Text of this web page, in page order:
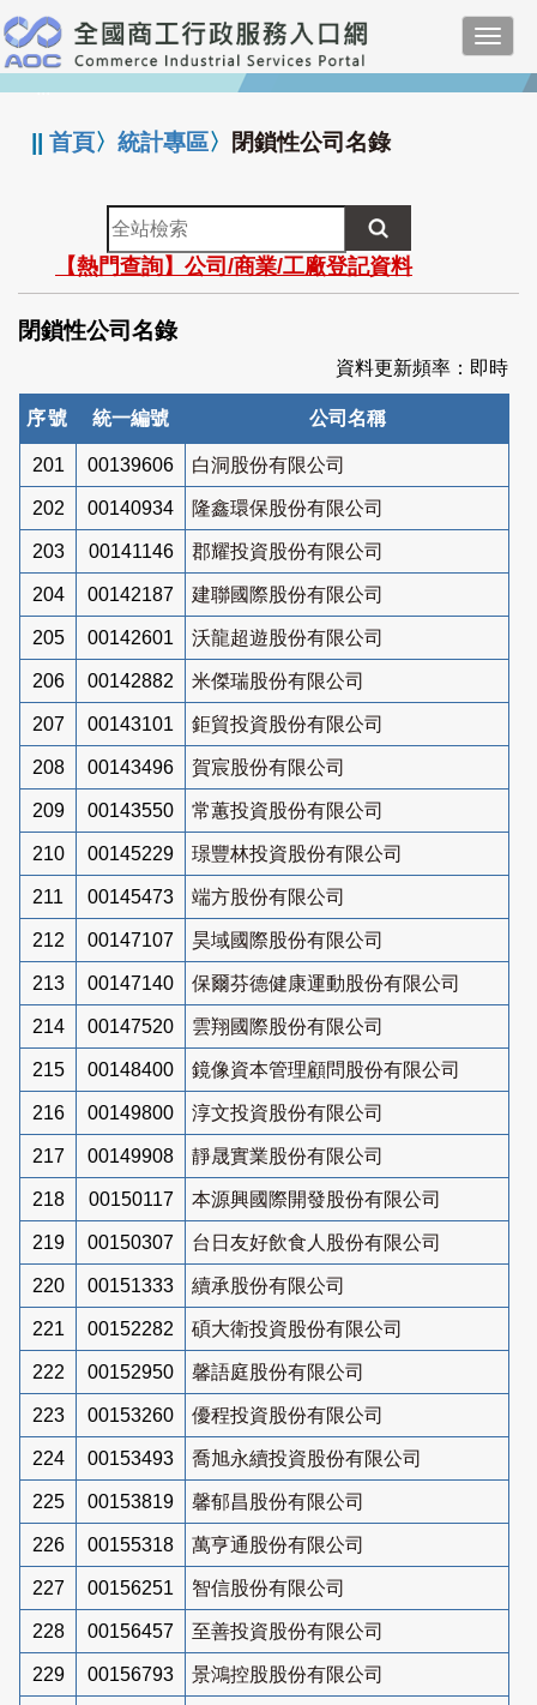
跳
到
主
要
:::
||首頁〉統計專區〉 閉鎖性公司名錄
全
站
檢
索
【熱門查詢】公司/商業/工廠登記資料
閉鎖性公司名錄
資料更新頻率：即時
序號 統一編號 公司名稱
201 00139606 白洞股份有限公司
202 00140934 隆鑫環保股份有限公司
203 00141146 郡耀投資股份有限公司
204 00142187 建聯國際股份有限公司
205 00142601 沃龍超遊股份有限公司
206 00142882 米傑瑞股份有限公司
207 00143101 鉅貿投資股份有限公司
208 00143496 賀宸股份有限公司
209 00143550 常蕙投資股份有限公司
210 00145229 璟豐林投資股份有限公司
211 00145473 端方股份有限公司
212 00147107 昊域國際股份有限公司
213 00147140 保爾芬德健康運動股份有限公司
214 00147520 雲翔國際股份有限公司
215 00148400 鏡像資本管理顧問股份有限公司
216 00149800 淳文投資股份有限公司
217 00149908 靜晟實業股份有限公司
218 00150117 本源興國際開發股份有限公司
219 00150307 台日友好飲食人股份有限公司
220 00151333 續承股份有限公司
221 00152282 碩大衛投資股份有限公司
222 00152950 馨語庭股份有限公司
223 00153260 優程投資股份有限公司
224 00153493 喬旭永續投資股份有限公司
225 00153819 馨郁昌股份有限公司
226 00155318 萬亨通股份有限公司
227 00156251 智信股份有限公司
228 00156457 至善投資股份有限公司
229 00156793 景鴻控股股份有限公司